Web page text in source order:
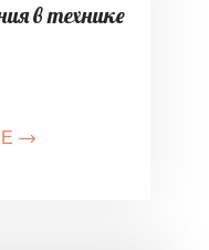
в технике